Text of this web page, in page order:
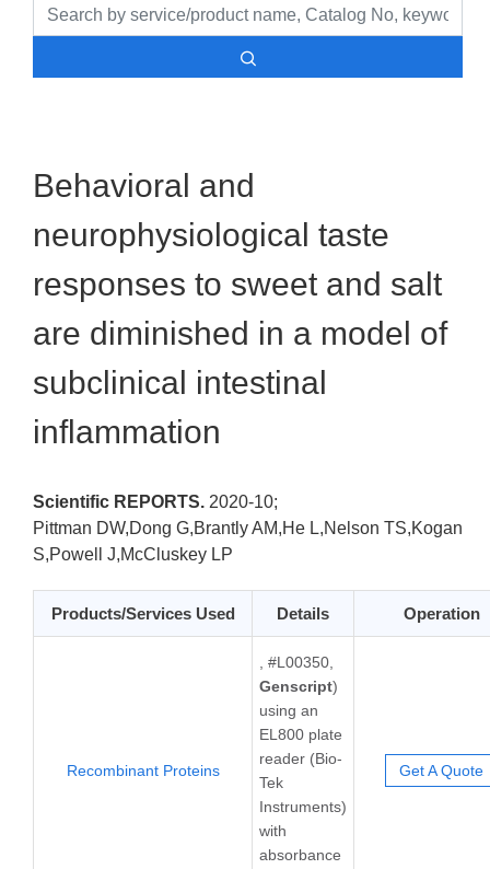
Behavioral and
neurophysiological taste
responses to sweet and salt
are diminished in a model of
subclinical intestinal
inflammation
Scientific REPORTS. 2020-10;
Pittman DW,Dong G,Brantly AM,He L,Nelson TS,Kogan
S,Powell J,McCluskey LP
Products/Services Used Details Operation
Recombinant Proteins
, #L00350,
Genscript)
using an
EL800 plate
reader (Bio-
Tek
Instruments)
with
absorbance
Get A Quote